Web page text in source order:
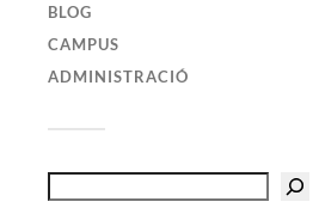
BLOG
CAMPUS
ADMINISTRACIÓ